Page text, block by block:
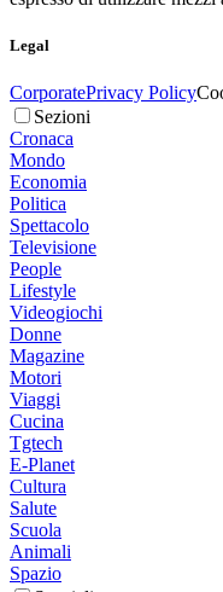
Legal
CorporatePrivacy Policy
Sezioni
Cronaca
Mondo
Economia
Politica
Spettacolo
Televisione
People
Lifestyle
Videogiochi
Donne
Magazine
Motori
Viaggi
Cucina
Tgtech
E-Planet
Cultura
Salute
Scuola
Animali
Spazio